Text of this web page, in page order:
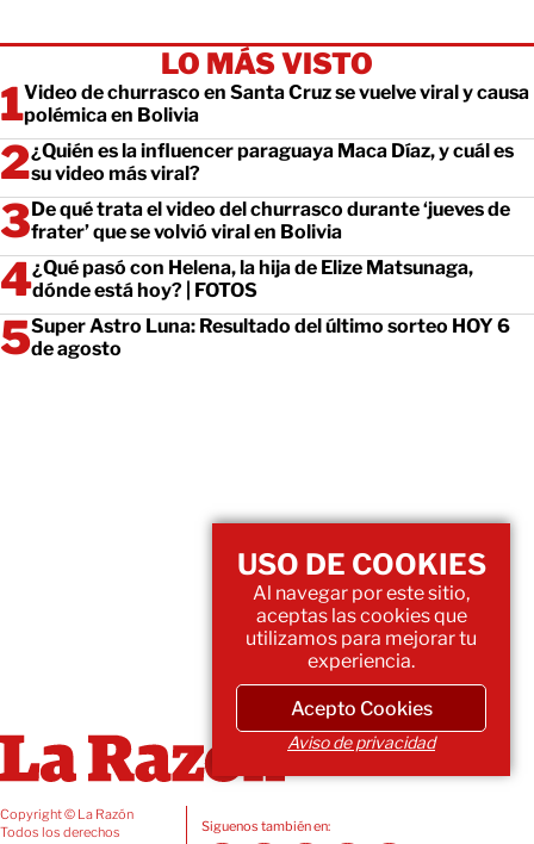
LO MÁS VISTO
Video de churrasco en Santa Cruz se vuelve viral y causa
polémica en Bolivia
¿Quién es la influencer paraguaya Maca Díaz, y cuál es
su video más viral?
De qué trata el video del churrasco durante ‘jueves de
frater’ que se volvió viral en Bolivia
¿Qué pasó con Helena, la hija de Elize Matsunaga,
dónde está hoy? | FOTOS
Super Astro Luna: Resultado del último sorteo HOY 6
de agosto
Copyright © La Razón
Todos los derechos
Siguenos también en:
USO DE COOKIES
Al navegar por este sitio,
aceptas las cookies que
utilizamos para mejorar tu
experiencia.
Acepto Cookies
Aviso de privacidad